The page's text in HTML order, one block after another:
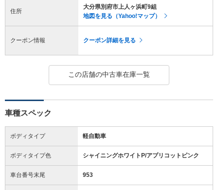
住所
大分県別府市上人ヶ浜町9組
地図を見る（Yahoo!マップ）
クーポン情報 クーポン詳細を見る
この店舗の中古車在庫一覧
車種スペック
ボディタイプ 軽自動車
ボディタイプ色 シャイニングホワイトP/アプリコットピンク
車台番号末尾 953